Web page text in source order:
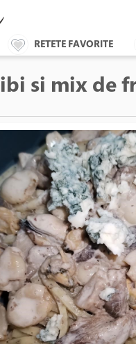
RETETE FAVORITE
si mix de